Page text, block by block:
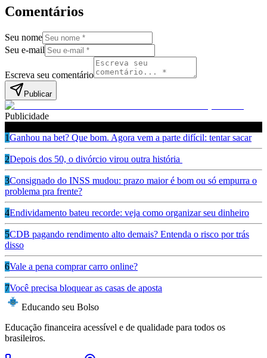
Comentários
Seu nome
Seu e-mail
Escreva seu comentário
Publicar
Publicidade
1Ganhou na bet? Que bom. Agora vem a parte difícil: tentar sacar
2Depois dos 50, o divórcio virou outra história
3Consignado do INSS mudou: prazo maior é bom ou só empurra o
problema pra frente?
4Endividamento bateu recorde: veja como organizar seu dinheiro
5CDB pagando rendimento alto demais? Entenda o risco por trás
disso
6Vale a pena comprar carro online?
7Você precisa bloquear as casas de aposta
Educando seu Bolso
Educação financeira acessível e de qualidade para todos os
brasileiros.